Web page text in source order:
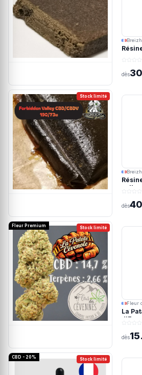
dès
Stock limité
dès
Stock limité
Fleur Premium
Fleur
La
dès
Stock limité
CBD - 20%